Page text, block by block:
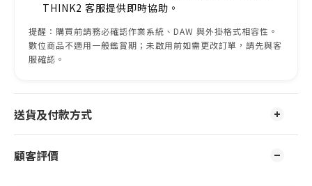
THINK2 客服提供即時協助。
提醒：購買前請務必確認作業系統、DAW 與外掛格式相容性。
數位商品不適用一般鑑賞期；未啟用前如需更改訂單，請先與客
服確認。
送貨及付款方式
顧客評價